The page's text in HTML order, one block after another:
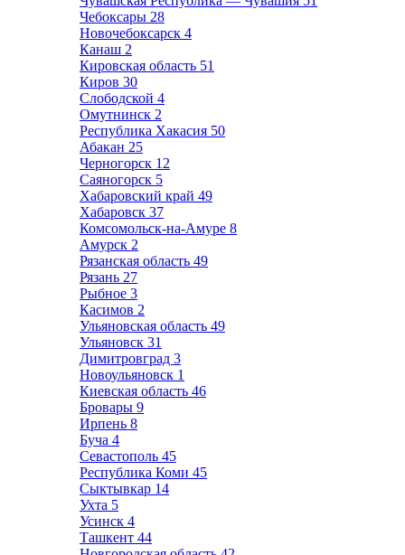
Чебоксары 28
Новочебоксарск 4
Канаш 2
Кировская область 51
Киров 30
Слободской 4
Омутнинск 2
Республика Хакасия 50
Абакан 25
Черногорск 12
Саяногорск 5
Хабаровский край 49
Хабаровск 37
Комсомольск-на-Амуре 8
Амурск 2
Рязанская область 49
Рязань 27
Рыбное 3
Касимов 2
Ульяновская область 49
Ульяновск 31
Димитровград 3
Новоульяновск 1
Киевская область 46
Бровары 9
Ирпень 8
Буча 4
Севастополь 45
Республика Коми 45
Сыктывкар 14
Ухта 5
Усинск 4
Ташкент 44